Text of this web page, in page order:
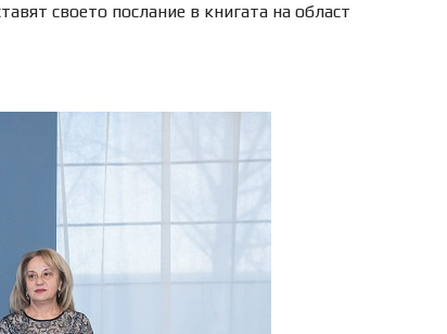
своето послание в книгата на област